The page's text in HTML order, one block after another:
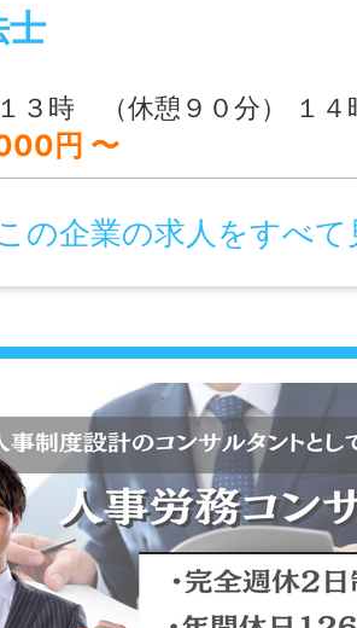
士
） １４時半～１８時半 土曜 ９時～１２時半 （休憩３０分） １３時～
円 〜
の企業の求人をすべて